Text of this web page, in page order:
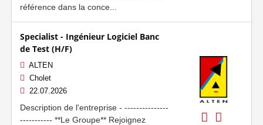
référence dans la conce...
Specialist - Ingénieur Logiciel Banc
de Test (H/F)
ALTEN
Cholet
22.07.2026
Description de l'entreprise - ---------------
----------- **Le Groupe** Rejoignez